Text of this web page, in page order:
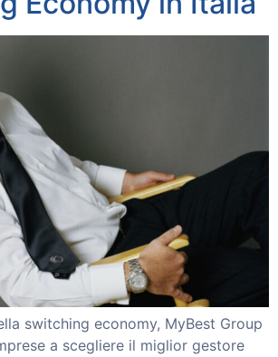
ACCEDI
switching economy, MyBest Group
a scegliere il miglior gestore